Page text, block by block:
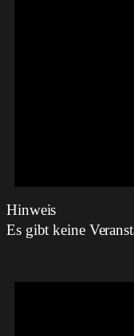
Hinweis
Es gibt keine